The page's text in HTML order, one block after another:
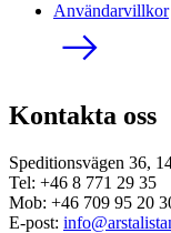
Användarvillkor
Kontakta oss
Speditionsvägen 36,
Tel: +46 8 771 29 35
Mob: +46 709 95 20
E-post: